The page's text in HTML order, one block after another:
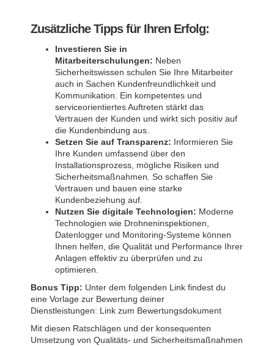
Zusätzliche Tipps für Ihren Erfolg:
Investieren Sie in
Mitarbeiterschulungen: Neben
Sicherheitswissen schulen Sie Ihre Mitarbeiter
auch in Sachen Kundenfreundlichkeit und
Kommunikation. Ein kompetentes und
serviceorientiertes Auftreten stärkt das
Vertrauen der Kunden und wirkt sich positiv auf
die Kundenbindung aus.
Setzen Sie auf Transparenz: Informieren Sie
Ihre Kunden umfassend über den
Installationsprozess, mögliche Risiken und
Sicherheitsmaßnahmen. So schaffen Sie
Vertrauen und bauen eine starke
Kundenbeziehung auf.
Nutzen Sie digitale Technologien: Moderne
Technologien wie Drohneninspektionen,
Datenlogger und Monitoring-Systeme können
Ihnen helfen, die Qualität und Performance Ihrer
Anlagen effektiv zu überprüfen und zu
optimieren.
Bonus Tipp: Unter dem folgenden Link findest du
eine Vorlage zur Bewertung deiner
Dienstleistungen: Link zum Bewertungsdokument
Mit diesen Ratschlägen und der konsequenten
Umsetzung von Qualitäts- und Sicherheitsmaßnahmen